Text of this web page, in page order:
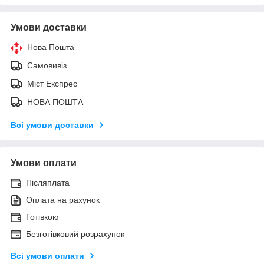
Умови доставки
Нова Пошта
Самовивіз
Міст Експрес
НОВА ПОШТА
Всі умови доставки
Умови оплати
Післяплата
Оплата на рахунок
Готівкою
Безготівковий розрахунок
Всі умови оплати